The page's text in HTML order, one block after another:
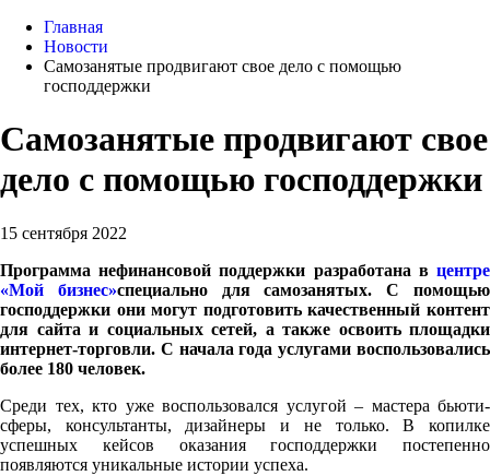
Главная
Новости
Самозанятые продвигают свое дело с помощью
господдержки
Самозанятые продвигают свое
дело с помощью господдержки
15 сентября 2022
Программа нефинансовой поддержки разработана в центре
«Мой бизнес»специально для самозанятых. С помощью
господдержки они могут подготовить качественный контент
для сайта и социальных сетей, а также освоить площадки
интернет-торговли. С начала года услугами воспользовались
более 180 человек.
Среди тех, кто уже воспользовался услугой – мастера бьюти-
сферы, консультанты, дизайнеры и не только. В копилке
успешных кейсов оказания господдержки постепенно
появляются уникальные истории успеха.